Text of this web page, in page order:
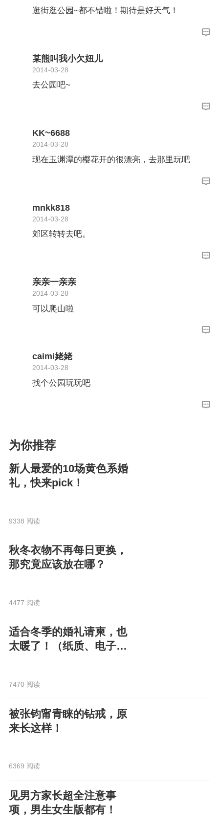
逛街逛公园~都不错啦！期待是好天气！
某熊叫我小欠妞儿
2014-03-28
去公园吧~
KK~6688
2014-03-28
现在玉渊潭的樱花开的很漂亮，去那里玩吧
mnkk818
2014-03-28
郊区转转去吧。
亲亲一亲亲
2014-03-28
可以爬山啦
caimi姥姥
2014-03-28
找个公园玩玩吧
为你推荐
新人最爱的10场黄色系婚
礼，快来pick！
9338 阅读
秋冬衣物不再每日更换，
那究竟应该放在哪？
4477 阅读
适合冬季的婚礼请柬，也
太暖了！（纸质、电子都
7470 阅读
被张钧甯青睐的钻戒，原
来长这样！
6369 阅读
见男方家长超全注意事
项，男生女生版都有！